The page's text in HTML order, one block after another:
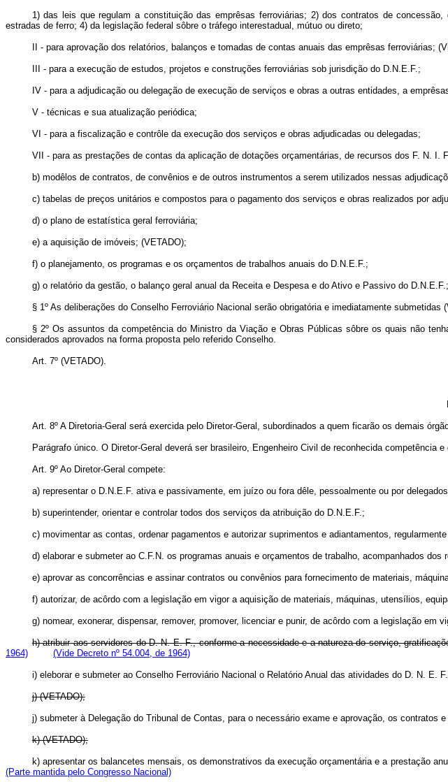
1) das leis que regulam a constituição das emprêsas ferroviárias; 2) dos contratos de
estradas de ferro; 4) da legislação federal sôbre o tráfego interestadual, mútuo ou direto;
II - para aprovação dos relatórios, balanços e tomadas de contas anuais das emprêsas ferroviárias;
III - para a execução de estudos, projetos e construções ferroviárias sob jurisdição do D.N.E.F.;
IV - para a adjudicação ou delegação de execução de serviços e obras a outras entidades, a
V - técnicas e sua atualização periódica;
VI - para a fiscalização e contrôle da execução dos serviços e obras adjudicadas ou delegadas;
VII - para as prestações de contas da aplicação de dotações orçamentárias, de recursos dos F. N. I.
b) modêlos de contratos, de convênios e de outros instrumentos a serem utilizados nessas
c) tabelas de preços unitários e compostos para o pagamento dos serviços e obras realizados por
d) o plano de estatística geral ferroviária;
e) a aquisição de imóveis; (VETADO);
f) o planejamento, os programas e os orçamentos de trabalhos anuais do D.N.E.F.;
g) o relatório da gestão, o balanço geral anual da Receita e Despesa e do Ativo e Passivo do
§ 1º As deliberações do Conselho Ferroviário Nacional serão obrigatória e imediatamente submetidas
§ 2º Os assuntos da competência do Ministro da Viação e Obras Públicas sôbre os quais não
considerados aprovados na forma proposta pelo referido Conselho.
Art. 7º (VETADO).
Art. 8º A Diretoria-Geral será exercida pelo Diretor-Geral, subordinados a quem ficarão os demais
Parágrafo único. O Diretor-Geral deverá ser brasileiro, Engenheiro Civil de reconhecida
Art. 9º Ao Diretor-Geral compete:
a) representar o D.N.E.F. ativa e passivamente, em juízo ou fora dêle, pessoalmente ou por
b) superintender, orientar e controlar todos dos serviços da atribuição do D.N.E.F.;
c) movimentar as contas, ordenar pagamentos e autorizar suprimentos e adiantamentos,
d) elaborar e submeter ao C.F.N. os programas anuais e orçamentos de trabalho, acompanhados
e) aprovar as concorrências e assinar contratos ou convênios para fornecimento de materiais,
f) autorizar, de acôrdo com a legislação em vigor a aquisição de materiais, máquinas, utensílios,
g) nomear, exonerar, dispensar, remover, promover, licenciar e punir, de acôrdo com a legislação em
h) atribuir aos servidores do D. N. E. F., conforme a necessidade e a natureza do serviço,
1964)
(Vide Decreto nº 54.004, de 1964)
i) eleborar e submeter ao Conselho Ferroviário Nacional o Relatório Anual das atividades do D. N. E.
j) (VETADO);
j) submeter à Delegação do Tribunal de Contas, para o necessário exame e aprovação, os
k) (VETADO);
k) apresentar os balancetes mensais, os demonstrativos da execução orçamentária e a prestação
(Parte mantida pelo Congresso Nacional)